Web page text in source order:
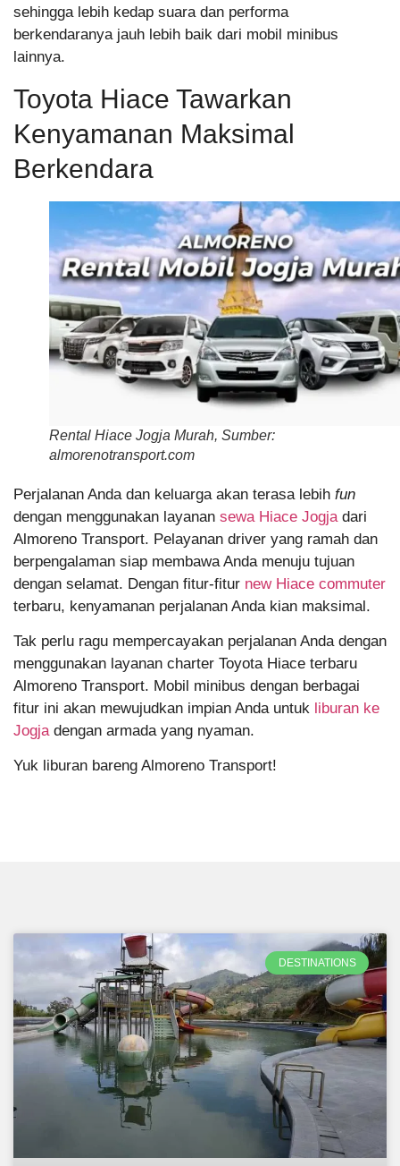
sehingga lebih kedap suara dan performa
berkendaranya jauh lebih baik dari mobil minibus
lainnya.
Toyota Hiace Tawarkan
Kenyamanan Maksimal
Berkendara
Rental Hiace Jogja Murah, Sumber:
almorenotransport.com
Perjalanan Anda dan keluarga akan terasa lebih fun
dengan menggunakan layanan sewa Hiace Jogja dari
Almoreno Transport. Pelayanan driver yang ramah dan
berpengalaman siap membawa Anda menuju tujuan
dengan selamat. Dengan fitur-fitur new Hiace commuter
terbaru, kenyamanan perjalanan Anda kian maksimal.
Tak perlu ragu mempercayakan perjalanan Anda dengan
menggunakan layanan charter Toyota Hiace terbaru
Almoreno Transport. Mobil minibus dengan berbagai
fitur ini akan mewujudkan impian Anda untuk liburan ke
Jogja dengan armada yang nyaman.
Yuk liburan bareng Almoreno Transport!
DESTINATIONS